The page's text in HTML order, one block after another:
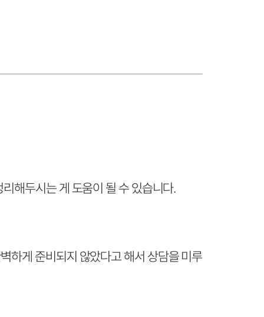
해두시는 게 도움이 될 수 있습니다.
하게 준비되지 않았다고 해서 상담을 미루